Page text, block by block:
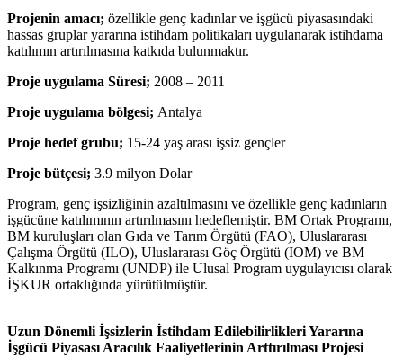
Projenin amacı; özellikle genç kadınlar ve işgücü piyasasındaki
hassas gruplar yararına istihdam politikaları uygulanarak istihdama
katılımın artırılmasına katkıda bulunmaktır.
Proje uygulama Süresi; 2008 – 2011
Proje uygulama bölgesi; Antalya
Proje hedef grubu; 15-24 yaş arası işsiz gençler
Proje bütçesi; 3.9 milyon Dolar
Program, genç işsizliğinin azaltılmasını ve özellikle genç kadınların
işgücüne katılımının artırılmasını hedeflemiştir. BM Ortak Programı,
BM kuruluşları olan Gıda ve Tarım Örgütü (FAO), Uluslararası
Çalışma Örgütü (ILO), Uluslararası Göç Örgütü (IOM) ve BM
Kalkınma Programı (UNDP) ile Ulusal Program uygulayıcısı olarak
İŞKUR ortaklığında yürütülmüştür.
Uzun Dönemli İşsizlerin İstihdam Edilebilirlikleri Yararına
İşgücü Piyasası Aracılık Faaliyetlerinin Arttırılması Projesi